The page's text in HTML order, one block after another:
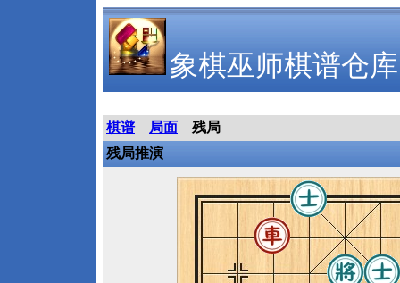
象棋巫师棋谱仓库
棋谱 局面
残局
残局推演